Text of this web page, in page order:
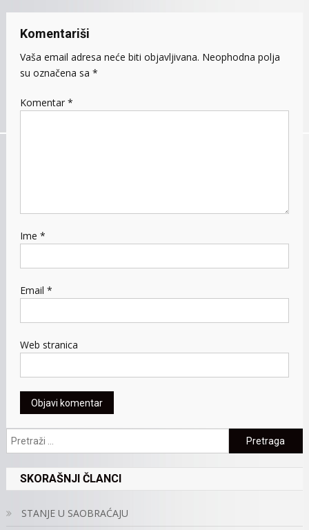
Komentariši
Vaša email adresa neće biti objavljivana. Neophodna polja
su označena sa *
Komentar *
Ime *
Email *
Web stranica
Pretraga:
SKORAŠNJI ČLANCI
STANJE U SAOBRAĆAJU